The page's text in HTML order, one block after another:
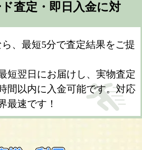
査定・即日入金に対
、最短5分で査定結果をご提
短翌日にお届けし、実物査定
間以内に入金可能です。対応
最速です！